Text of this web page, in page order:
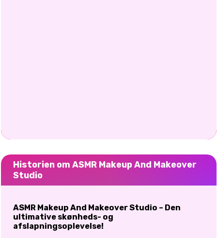
Historien om ASMR Makeup And Makeover
Studio
ASMR Makeup And Makeover Studio – Den
ultimative skønheds- og
afslapningsoplevelse!